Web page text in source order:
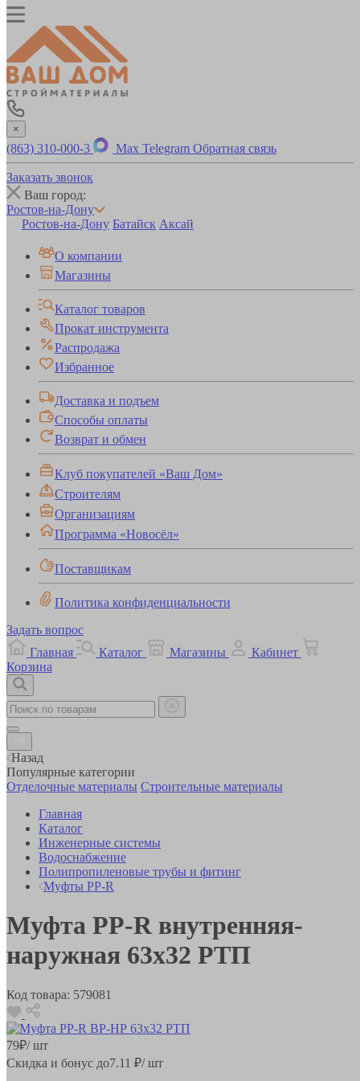
×
(863) 310-000-3 Max Telegram Обратная связь
Заказать звонок
Ваш город:
Ростов-на-Дону
Ростов-на-Дону Батайск Аксай
О компании
Магазины
Каталог товаров
Прокат инструмента
Распродажа
Избранное
Доставка и подъем
Способы оплаты
Возврат и обмен
Клуб покупателей «Ваш Дом»
Строителям
Организациям
Программа «Новосёл»
Поставщикам
Политика конфиденциальности
Задать вопрос
Главная
Каталог Магазины
Кабинет
Корзина
Назад
Популярные категории
Отделочные материалы Строительные материалы
Главная
Каталог
Инженерные системы
Водоснабжение
Полипропиленовые трубы и фитинг
Муфты PP-R
Муфта РР-R внутренняя-
наружная 63х32 РТП
Код товара: 579081
79₽/ шт
Скидка и бонус до7.11 ₽/ шт